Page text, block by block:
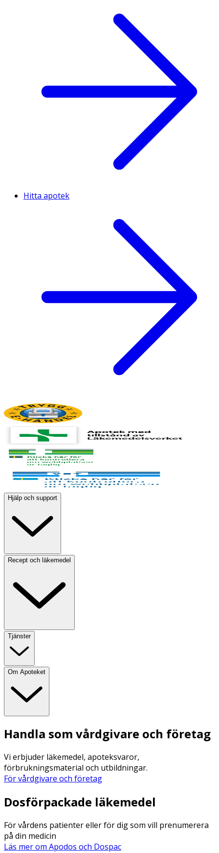
Hitta apotek
Hjälp och support
Recept och läkemedel
Tjänster
Om Apoteket
Handla som vårdgivare och företag
Vi erbjuder läkemedel, apoteksvaror,
förbrukningsmaterial och utbildningar.
För vårdgivare och företag
Dosförpackade läkemedel
För vårdens patienter eller för dig som vill prenumerera
på din medicin
Läs mer om Apodos och Dospac